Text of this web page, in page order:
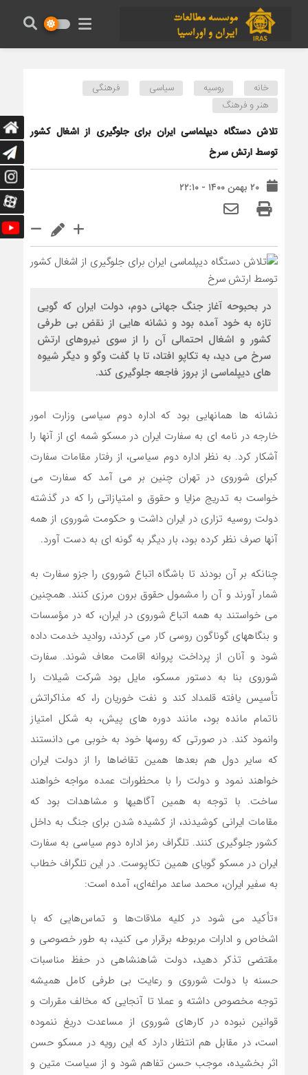
خانه روسیه سیاسی
فرهنگی
هنر و فرهنگ
تلاش دستگاه دیپلماسی ایران برای جلوگیری از اشغال کشور
توسط ارتش سرخ
۲۰ بهمن ۱۴۰۰ - ۲۲:۱۰
در بحبوحه آغاز جنگ جهانی دوم، دولت ایران که گویی
تازه به خود آمده بود و نشانه هایی از نقض بی طرفی
کشور و اشغال احتمالی آن را از سوی نیروهای ارتش
سرخ می دید، به تکاپو افتاد، تا با گفت وگو و دیگر شیوه
های دیپلماسی از بروز فاجعه جلوگیری کند.
نشانه ها همانهایی بود که اداره دوم سیاسی وزارت امور
خارجه در نامه ای به سفارت ایران در مسکو شمه ای از آنها را
آشکار کرد. به نظر اداره دوم سیاسی، از رفتار مقامات سفارت
کبرای شوروی در تهران چنین بر می آمد که سفارت می
خواست به تدریج مزایا و حقوق و امتیازاتی را که در گذشته
دولت روسیه تزاری در ایران داشت و حکومت شوروی از همه
آنها صرف نظر کرده بود، بار دیگر به گونه ای به دست آورد.
چنانکه بر آن بودند تا باشگاه اتباع شوروی را جزو سفارت به
شمار آورند و آن را مشمول حقوق برون مرزی کنند. همچنین
می خواستند به همه اتباع شوروی در ایران، که در مؤسسات
و بنگاههای گوناگون روسی کار می کردند، روادید خدمت داده
شود و آنان از پرداخت پروانه اقامت معاف شوند. سفارت
شوروی بنا به دستور مسکو، مایل بود شرکت شیلات را
تأسیس یافته قلمداد کند و نفت خوریان را، که مذاکراتش
ناتمام مانده بود، مانند دوره های پیش، به شکل امتیاز
وانمود کند. در صورتی که روسها خود به خوبی می دانستند
که سایر دول هم بعدها همین تقاضاها را از دولت ایران
خواهند نمود و دولت را با محظورات عمده مواجه خواهند
ساخت. با توجه به همین آگاهیها و مشاهدات بود که
مقامات ایرانی کوشیدند، از کشیده شدن برای جنگ به داخل
کشور جلوگیری کنند. تلگراف رمز اداره دوم سیاسی به سفارت
ایران در مسکو گویای همین تکاپوست. در این تلگراف خطاب
به سفیر ایران، محمد ساعد مراغه‌ای، آمده است:
«تأکید می شود در کلیه ملاقات‌ها و تماس‌هایی که با
اشخاص و ادارات مربوطه برقرار می کنید، به طور خصوصی و
مقتضی تذکر دهید، دولت شاهنشاهی در حفظ مناسبات
حسنه با دولت شوروی و رعایت بی طرفی کامل همیشه
توجه مخصوص داشته و عملا تا آنجایی که مخالف مقررات و
قوانین نبوده در کارهای شوروی از مساعدت دریغ ننموده
است، در مقابل هم انتظار دارد که این رویه در مسکو حسن
اثر بخشیده، موجب حسن تفاهم شود و از سیاست متین و